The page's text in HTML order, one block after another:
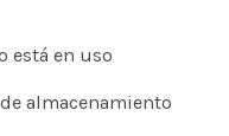
está en uso
almacenamiento